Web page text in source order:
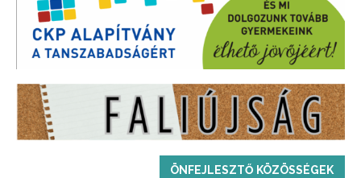
ÖNFEJLESZTŐ KÖZÖSSÉGEK